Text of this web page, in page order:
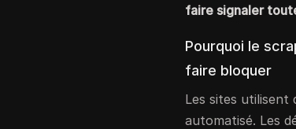
faire signaler
Pourquoi le
faire bloquer
Les sites
automatisé. Les